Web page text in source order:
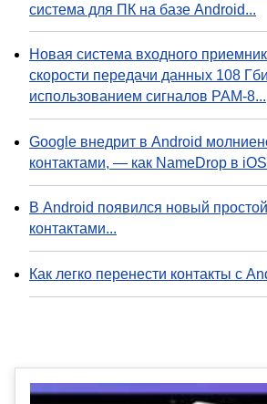
система для ПК на базе Android...
Новая система входного
скорости передачи данных 108
использованием сигналов PAM-8...
Google внедрит в Android
контактами, — как NameDrop в
В Android появился новый
контактами...
Как легко перенести контакты с